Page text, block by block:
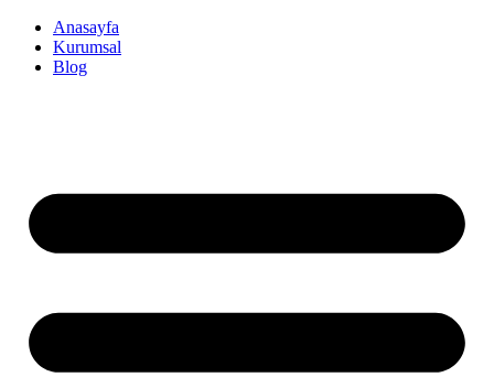
İçeriğe Anasayfa
Kurumsal
Blog